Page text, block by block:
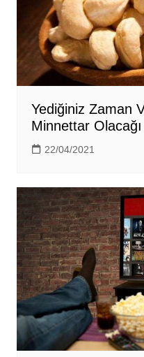
Yediğiniz Zaman
Minnettar
22/04/2021